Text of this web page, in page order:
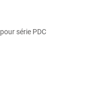
série PDC